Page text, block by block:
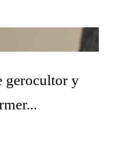
gerocultor y